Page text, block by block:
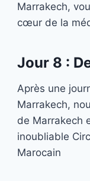
Marrakech,
cœur de la
Jour 8 :
Après une
Marrakech,
de Marrakech
inoubliable
Marocain